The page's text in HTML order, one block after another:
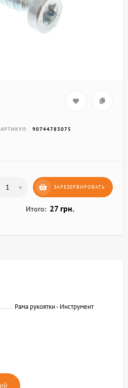
АРТИКУЛ: 90744783075
+ ЗАРЕЗЕРВИРОВАТЬ
Итого: 27 грн.
Рама рукоятки - Инструмент